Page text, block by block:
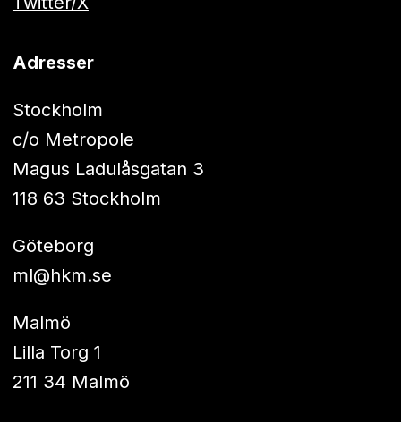
Adresser
Stockholm
c/o Metropole
Magus Ladulåsgatan 3
118 63 Stockholm
Göteborg
ml@hkm.se
Malmö
Lilla Torg 1
211 34 Malmö